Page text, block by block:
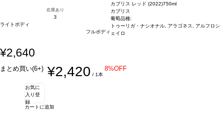
在庫あり
3
ライトボディ
フルボディ
カブリス レッド (2022)750ml
カブリス
葡萄品種:
トゥーリガ・ナシオナル, アラゴネス, アルフロシ
ェイロ
¥2,640
まとめ買い(6+) ¥2,420 / 1本
8%OFF
お気に
入り登
録
カートに追加